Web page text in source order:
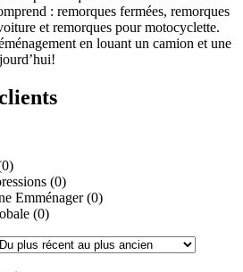
: remorques fermées, remorques
et remorques pour motocyclette.
en louant un camion et une
(0)
Emménager (0)
(0)